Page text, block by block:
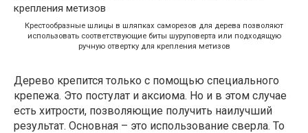
Крестообразные шлицы в шляпках саморезов для дерева позволяют
использовать соответствующие биты шуруповерта или подходящую
ручную отвертку для крепления метизов
Дерево крепится только с помощью специального
крепежа. Это постулат и аксиома. Но и в этом случае
есть хитрости, позволяющие получить наилучший
результат. Основная – это использование сверла. То